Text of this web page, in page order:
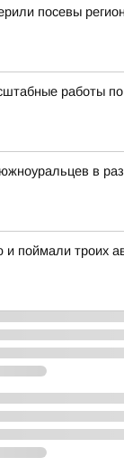
посевы
работы
в
поймали троих